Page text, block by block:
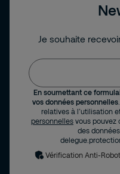
Je souhaite
En soumettant ce
vos données personnelles
relatives à l’utilisation
personnelles vous pouvez
des
Vérification Anti-Robot